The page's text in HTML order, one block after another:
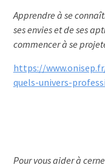
Apprendre à se
ses envies et de ses
commencer à se
https://
quels-univers-
Pour vous aider à